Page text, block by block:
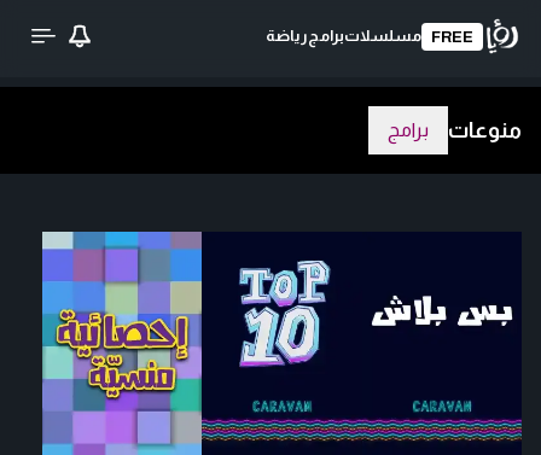
FREE مسلسلاتبرامج رياضة
منوعات برامج